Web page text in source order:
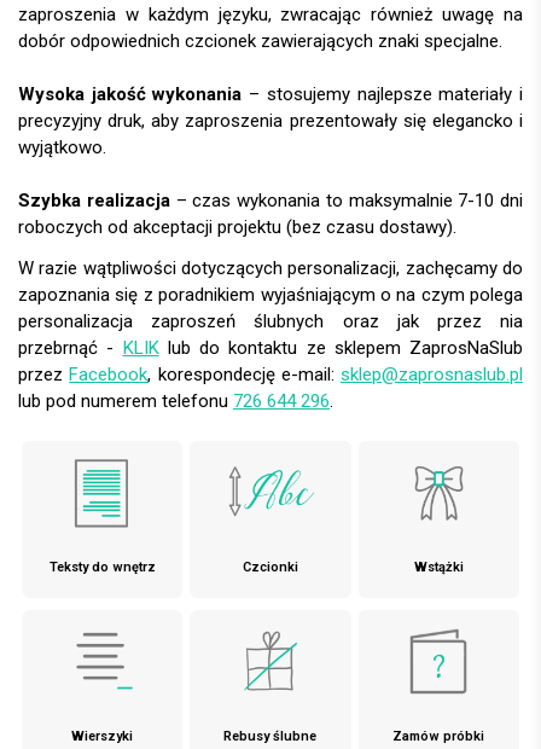
zaproszenia w każdym języku, zwracając również uwagę na
dobór odpowiednich czcionek zawierających znaki specjalne.
Wysoka jakość wykonania – stosujemy najlepsze materiały i
precyzyjny druk, aby zaproszenia prezentowały się elegancko i
wyjątkowo.
Szybka realizacja– czas wykonania to maksymalnie 7-10 dni
roboczych od akceptacji projektu (bez czasu dostawy).
W razie wątpliwości dotyczących personalizacji, zachęcamy do
zapoznania się z poradnikiem wyjaśniającym o na czym polega
personalizacja zaproszeń ślubnych oraz jak przez nia
przebrnąć - KLIKlub do kontaktu ze sklepem ZaprosNaSlub
przezFacebook, korespondecję e-mail: sklep@zaprosnaslub.pl
lub pod numerem telefonu 726 644 296.
Teksty do wnętrz Czcionki Wstążki
Wierszyki Rebusy ślubne Zamów próbki